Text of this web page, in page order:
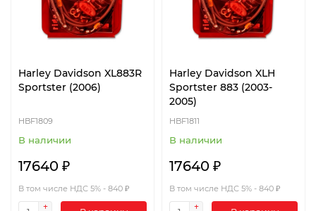
Harley Davidson XL883R
Sportster (2006)
HBF1809
В наличии
17640 ₽
В том числе НДС 5% - 840 ₽
Harley Davidson XLH
Sportster 883 (2003-
2005)
HBF1811
В наличии
17640 ₽
В том числе НДС 5% - 840 ₽